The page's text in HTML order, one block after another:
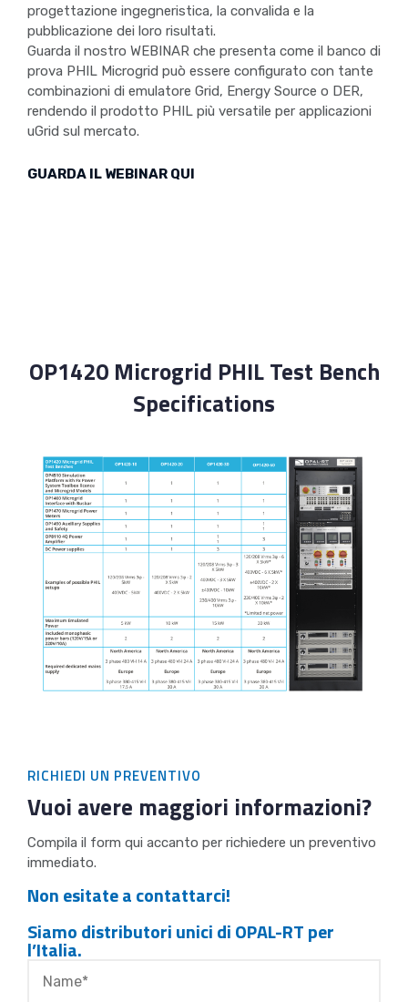
progettazione ingegneristica, la convalida e la
pubblicazione dei loro risultati.
Guarda il nostro WEBINAR che presenta come il banco di
prova PHIL Microgrid può essere configurato con tante
combinazioni di emulatore Grid, Energy Source o DER,
rendendo il prodotto PHIL più versatile per applicazioni
uGrid sul mercato.
GUARDA IL WEBINAR QUI
OP1420 Microgrid PHIL Test Bench
Specifications
RICHIEDI UN PREVENTIVO
Vuoi avere maggiori informazioni?
Compila il form qui accanto per richiedere un preventivo
immediato.
Non esitate a contattarci!
Siamo distributori unici di OPAL-RT per
l’Italia.